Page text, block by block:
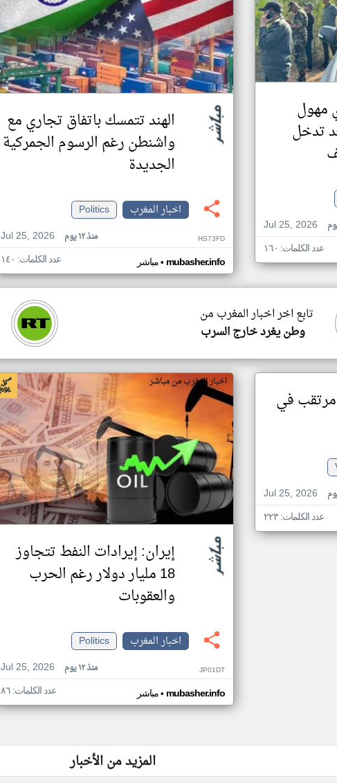
مهول
تدخل
Jul 25, 2026
عدد الكلمات: ١٦٠
الهند تتمسك باتفاق تجاري مع
واشنطن رغم الرسوم الجمركية
الجديدة
اخبار المغرب
Politics
Jul 25, 2026
منذ ١٢ يوم HS73FD
مباشر• mubasher.info عدد الكلمات: ١٤٠
تابع اخر اخبار المغرب من
وطن يغرد خارج السرب
في
Jul 25, 2026
عدد الكلمات: ٢٢٣
اخبار المغرب من مباشر
إيران: إيرادات النفط تتجاوز
18 مليار دولار رغم الحرب
والعقوبات
اخبار المغرب
Politics
Jul 25, 2026
منذ ١٢ يوم JP01DT
مباشر• mubasher.info عدد الكلمات: ٨٦
المزيد من الأخبار